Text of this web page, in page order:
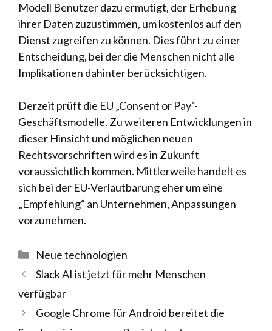
Modell Benutzer dazu ermutigt, der Erhebung
ihrer Daten zuzustimmen, um kostenlos auf den
Dienst zugreifen zu können. Dies führt zu einer
Entscheidung, bei der die Menschen nicht alle
Implikationen dahinter berücksichtigen.
Derzeit prüft die EU „Consent or Pay“-
Geschäftsmodelle. Zu weiteren Entwicklungen in
dieser Hinsicht und möglichen neuen
Rechtsvorschriften wird es in Zukunft
voraussichtlich kommen. Mittlerweile handelt es
sich bei der EU-Verlautbarung eher um eine
„Empfehlung“ an Unternehmen, Anpassungen
vorzunehmen.
Kategorien
Neue technologien
Slack AI ist jetzt für mehr Menschen
verfügbar
Google Chrome für Android bereitet die